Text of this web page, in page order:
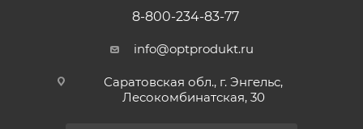
8-800-234-83-77
info@optprodukt.ru
Саратовская обл., г. Энгельс,
Лесокомбинатская, 30